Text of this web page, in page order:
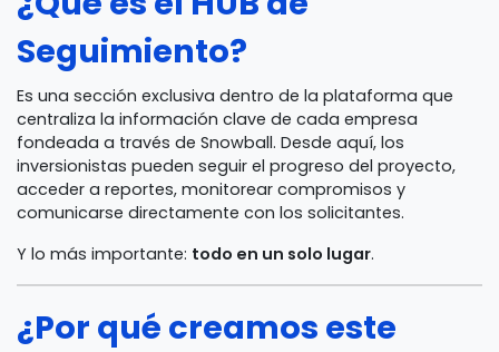
Seguimiento?
Es una sección exclusiva dentro de la plataforma que
centraliza la información clave de cada empresa
fondeada a través de Snowball. Desde aquí, los
inversionistas pueden seguir el progreso del proyecto,
acceder a reportes, monitorear compromisos y
comunicarse directamente con los solicitantes.
Y lo más importante: todo en un solo lugar.
¿Por qué creamos este